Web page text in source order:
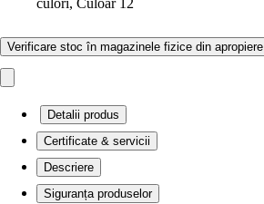
culori, Culoar 12
Verificare stoc în magazinele fizice din apropiere
Detalii produs
Certificate & servicii
Descriere
Siguranța produselor